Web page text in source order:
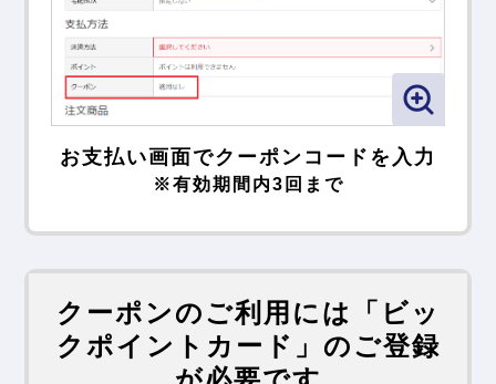
お支払い画面でクーポンコードを入力
※有効期間内3回まで
クーポンのご利用には「ビッ
クポイントカード」のご登録